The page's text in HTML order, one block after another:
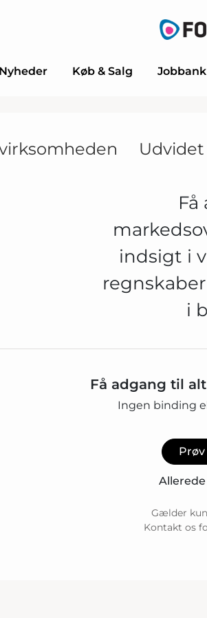
Nyheder Køb & Salg Jobbank
indsigt i
i
Få adgang til
Ingen binding
Gælder
Kontakt os